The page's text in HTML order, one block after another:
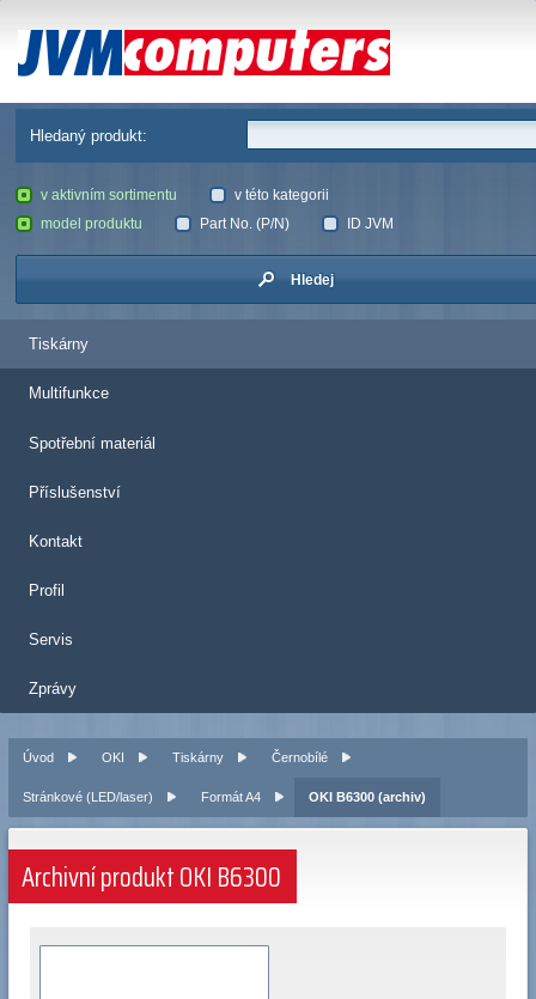
JVM Computers
Hledaný produkt:
v aktivním sortimentu
v této kategorii
model produktu
Part No. (P/N) ID JVM
Hledej
Tiskárny
Multifunkce
Spotřební materiál
Příslušenství
Kontakt
Profil
Servis
Zprávy
Úvod OKI Tiskárny Černobílé
Stránkové (LED/laser) Formát A4 OKI B6300 (archiv)
Archivní produkt OKI B6300